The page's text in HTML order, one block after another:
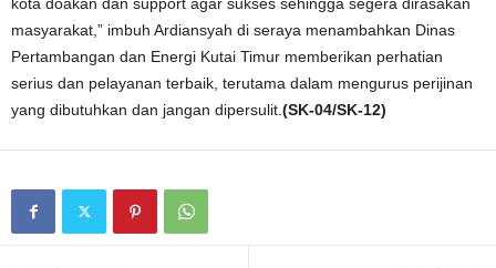
masyarakat,” imbuh Ardiansyah di seraya menambahkan Dinas
Pertambangan dan Energi Kutai Timur memberikan perhatian
serius dan pelayanan terbaik, terutama dalam mengurus perijinan
yang dibutuhkan dan jangan dipersulit. (SK-04/SK-12)